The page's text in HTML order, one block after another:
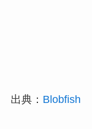
出典： Blobfish